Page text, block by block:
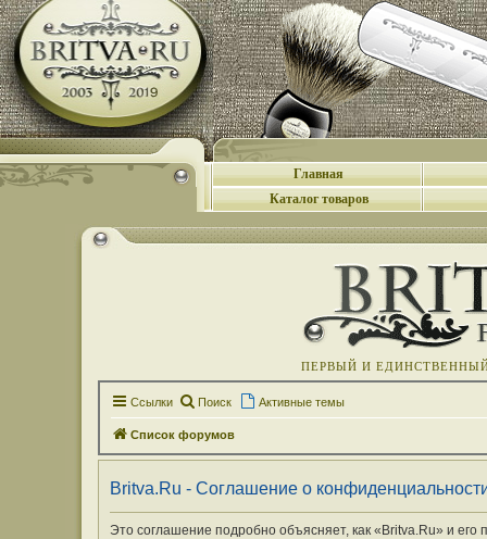
Главная
Каталог товаров
ПЕРВЫЙ И
Ссылки Поиск Активные темы
Список форумов
Britva.Ru - Соглашение о
Это соглашение подробно объясняет, как «Britva.Ru» и